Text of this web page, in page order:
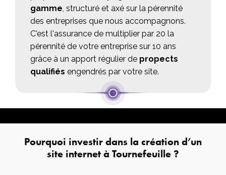
gamme , structuré et axé sur la pérennité
des entreprises que nous accompagnons.
C'est l'assurance de multiplier par 20 la
pérennité de votre entreprise sur 10 ans
grâce à un apport régulier de propects
qualifiés engendrés par votre site.
Pourquoi investir dans la création d’un
site internet à Tournefeuille ?